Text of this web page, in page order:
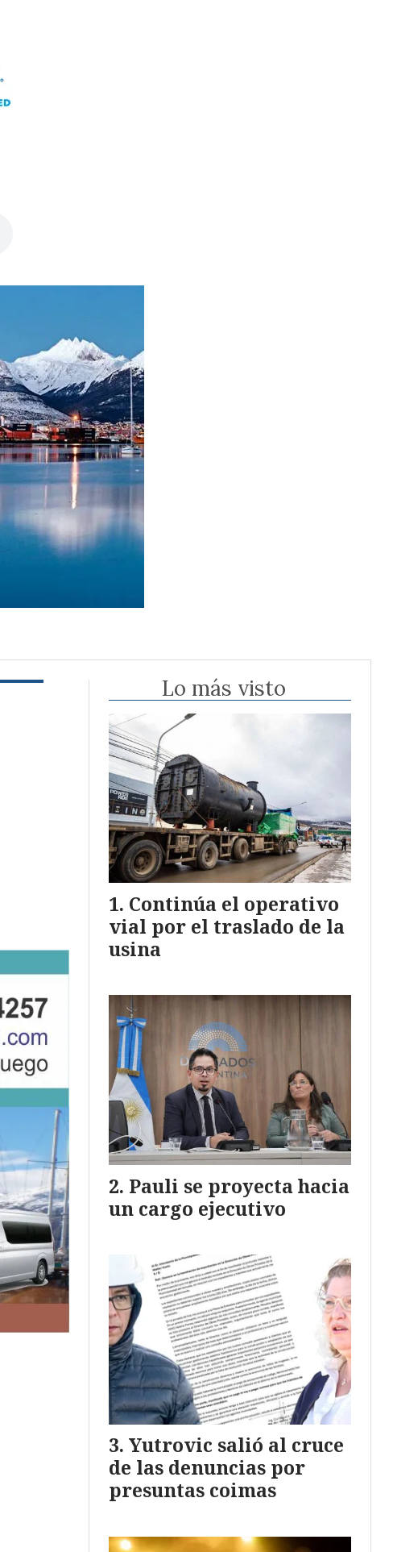
Lo más visto
Continúa el operativo
vial por el traslado de la
usina
Pauli se proyecta hacia
un cargo ejecutivo
Yutrovic salió al cruce
de las denuncias por
presuntas coimas